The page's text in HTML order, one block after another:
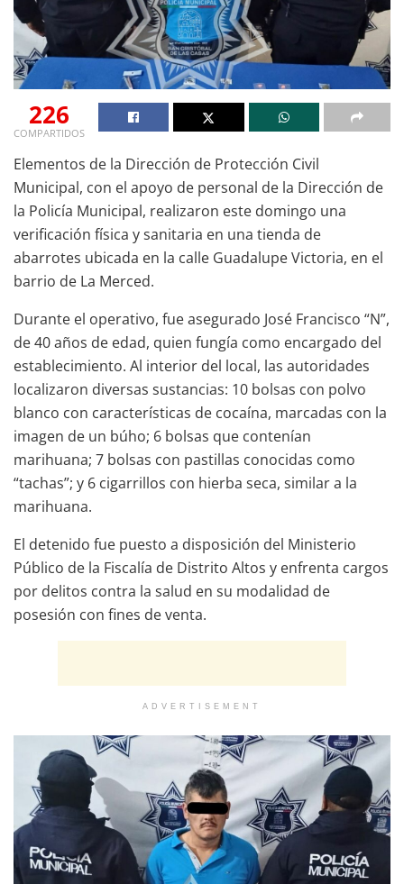
226
COMPARTIDOS
Elementos de la Dirección de Protección Civil
Municipal, con el apoyo de personal de la Dirección de
la Policía Municipal, realizaron este domingo una
verificación física y sanitaria en una tienda de
abarrotes ubicada en la calle Guadalupe Victoria, en el
barrio de La Merced.
Durante el operativo, fue asegurado José Francisco “N”,
de 40 años de edad, quien fungía como encargado del
establecimiento. Al interior del local, las autoridades
localizaron diversas sustancias: 10 bolsas con polvo
blanco con características de cocaína, marcadas con la
imagen de un búho; 6 bolsas que contenían
marihuana; 7 bolsas con pastillas conocidas como
“tachas”; y 6 cigarrillos con hierba seca, similar a la
marihuana.
El detenido fue puesto a disposición del Ministerio
Público de la Fiscalía de Distrito Altos y enfrenta cargos
por delitos contra la salud en su modalidad de
posesión con fines de venta.
ADVERTISEMENT